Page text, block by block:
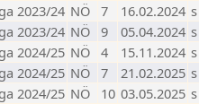
2023/24 NÖ 7 16.02.2024 s
2023/24 NÖ 9 05.04.2024 s
2024/25 NÖ 4 15.11.2024 s
2024/25 NÖ 7 21.02.2025 s
2024/25 NÖ 10 03.05.2025 s